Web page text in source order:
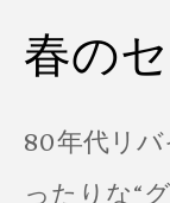
春の
80年代リ
ったりな“